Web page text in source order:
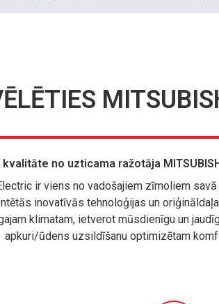
kvalitāte no uzticama ražotāja
ir viens no vadošajiem zīmoliem
inovatīvās tehnoloģijas un
klimatam, ietverot mūsdienīgu un
apkuri/ūdens uzsildīšanu optimizētam